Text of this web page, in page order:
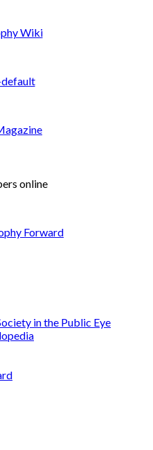
online
in the Public Eye